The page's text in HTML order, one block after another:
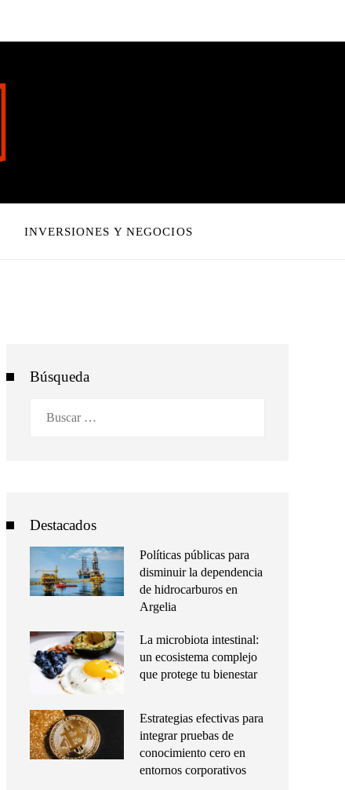
INVERSIONES Y NEGOCIOS
Búsqueda
Destacados
Políticas públicas para
disminuir la dependencia
de hidrocarburos en
Argelia
La microbiota intestinal:
un ecosistema complejo
que protege tu bienestar
Estrategias efectivas para
integrar pruebas de
conocimiento cero en
entornos corporativos